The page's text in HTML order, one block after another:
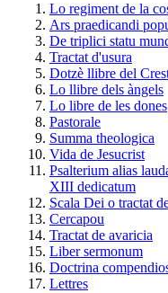
Lo regiment de la
Ars praedicandi
De triplici statu
Tractat d'usura
Dotzè llibre del
Lo llibre dels àngels
Lo libre de les dones
Pastorale
Summa theologica
Vida de Jesucrist
Psalterium alias
XIII dedicatum
Scala Dei o tractat
Cercapou
Tractat de avaricia
Liber sermonum
Doctrina
Lettres